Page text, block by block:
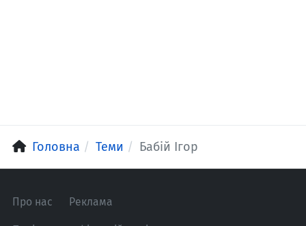
Головна Теми Бабій Ігор
Про нас Реклама